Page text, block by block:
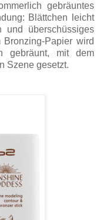
gebräuntes
Blättchen leicht
und überschüssiges
Papier wird
gebräunt, mit dem
Szene gesetzt.